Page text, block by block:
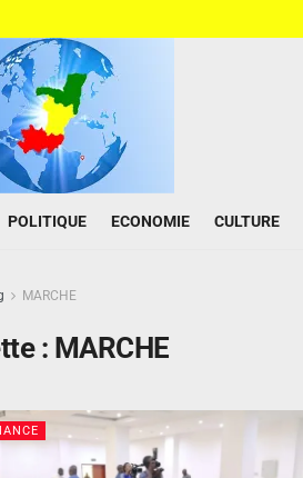
POLITIQUE ECONOMIE CULTURE
MARCHE
: MARCHE